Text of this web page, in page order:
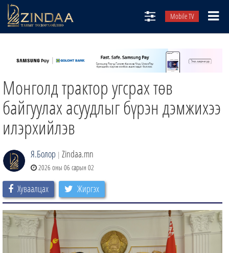
Mobile TV
ТВ8
ӨГЛӨӨНИЙ СОНИН
АУДИО ЗОХИОЛ
ЗИНДАА СЭТГҮҮЛ
Монголд трактор угсрах төв
байгуулах асуудлыг бүрэн дэмжихээ
илэрхийлэв
Я.Болор | Zindaa.mn
2026 оны 06 сарын 02
Хуваалцах Жиргэх